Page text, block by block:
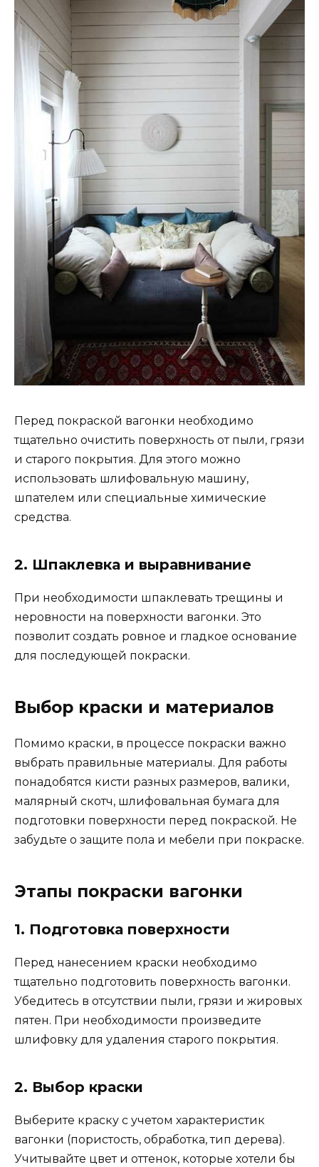
Перед покраской вагонки необходимо
тщательно очистить поверхность от пыли, грязи
и старого покрытия. Для этого можно
использовать шлифовальную машину,
шпателем или специальные химические
средства.
2. Шпаклевка и выравнивание
При необходимости шпаклевать трещины и
неровности на поверхности вагонки. Это
позволит создать ровное и гладкое основание
для последующей покраски.
Выбор краски и материалов
Помимо краски, в процессе покраски важно
выбрать правильные материалы. Для работы
понадобятся кисти разных размеров, валики,
малярный скотч, шлифовальная бумага для
подготовки поверхности перед покраской. Не
забудьте о защите пола и мебели при покраске.
Этапы покраски вагонки
1. Подготовка поверхности
Перед нанесением краски необходимо
тщательно подготовить поверхность вагонки.
Убедитесь в отсутствии пыли, грязи и жировых
пятен. При необходимости произведите
шлифовку для удаления старого покрытия.
2. Выбор краски
Выберите краску с учетом характеристик
вагонки (пористость, обработка, тип дерева).
Учитывайте цвет и оттенок, которые хотели бы